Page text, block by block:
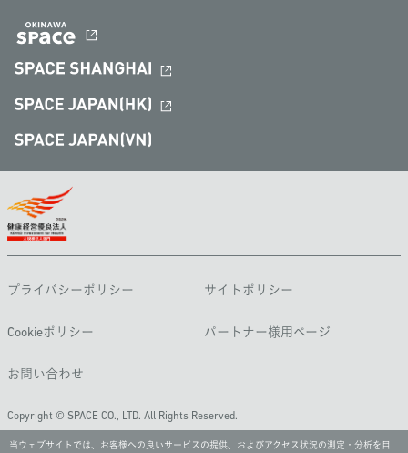
プライバシーポリシー サイトポリシー
Cookieポリシー パートナー様用ページ
お問い合わせ
Copyright © SPACE CO., LTD. All Rights Reserved.
当ウェブサイトでは、お客様への良いサービスの提供、およびアクセス状況の測定・分析を目